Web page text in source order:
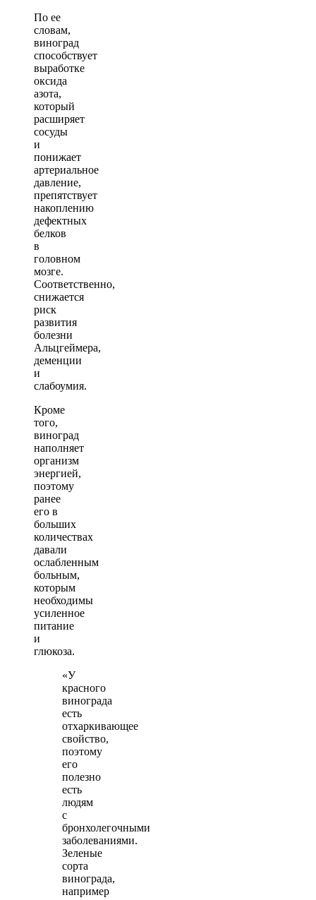
По ее
словам,
виноград
способствует
выработке
оксида
азота,
который
расширяет
сосуды
и
понижает
артериальное
давление,
препятствует
накоплению
дефектных
белков
в
головном
мозге.
Соответственно,
снижается
риск
развития
болезни
Альцгеймера,
деменции
и
слабоумия.
Кроме
того,
виноград
наполняет
организм
энергией,
поэтому
ранее
его в
больших
количествах
давали
ослабленным
больным,
которым
необходимы
усиленное
питание
и
глюкоза.
«У
красного
винограда
есть
отхаркивающее
свойство,
поэтому
его
полезно
есть
людям
с
бронхолегочными
заболеваниями.
Зеленые
сорта
винограда,
например